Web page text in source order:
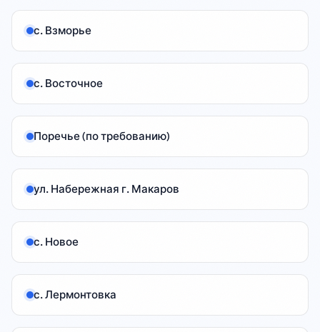
•
• В
в
• В
с. Взморье
с. Восточное
Поречье (по требованию)
ул. Набережная г. Макаров
с. Новое
с. Лермонтовка